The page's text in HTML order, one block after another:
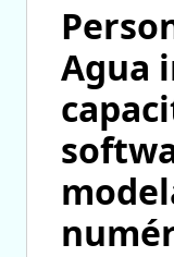
Agua